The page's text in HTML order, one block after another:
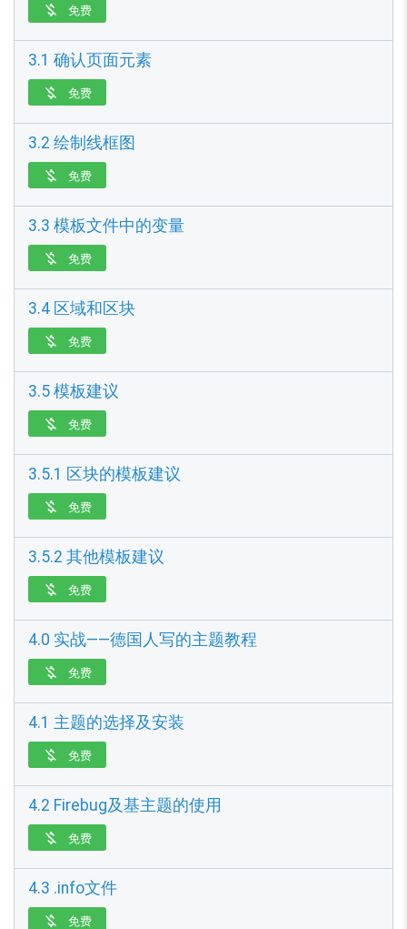
 免费
3.1 确认页面元素
 免费
3.2 绘制线框图
 免费
3.3 模板文件中的变量
 免费
3.4 区域和区块
 免费
3.5 模板建议
 免费
3.5.1 区块的模板建议
 免费
3.5.2 其他模板建议
 免费
4.0 实战——德国人写的主题教程
 免费
4.1 主题的选择及安装
 免费
4.2 Firebug及基主题的使用
 免费
4.3 .info文件
 免费